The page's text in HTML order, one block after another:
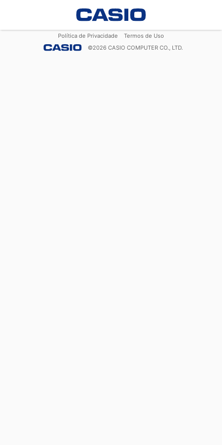
Política de Privacidade
Termos de Uso
©2026 CASIO COMPUTER CO., LTD.